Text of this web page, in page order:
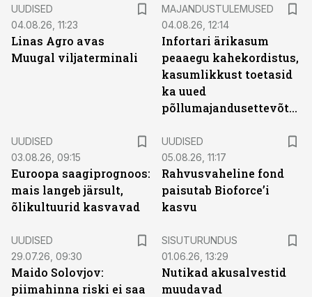
UUDISED
04.08.26, 11:23
Linas Agro avas
Muugal viljaterminali
MAJANDUSTULEMUSED
04.08.26, 12:14
Infortari ärikasum
peaaegu kahekordistus,
kasumlikkust toetasid
ka uued
põllumajandusettevõtted
UUDISED
03.08.26, 09:15
Euroopa saagiprognoos:
mais langeb järsult,
õlikultuurid kasvavad
UUDISED
05.08.26, 11:17
Rahvusvaheline fond
paisutab Bioforce’i
kasvu
UUDISED
29.07.26, 09:30
Maido Solovjov:
piimahinna riski ei saa
SISUTURUNDUS
01.06.26, 13:29
Nutikad akusalvestid
muudavad